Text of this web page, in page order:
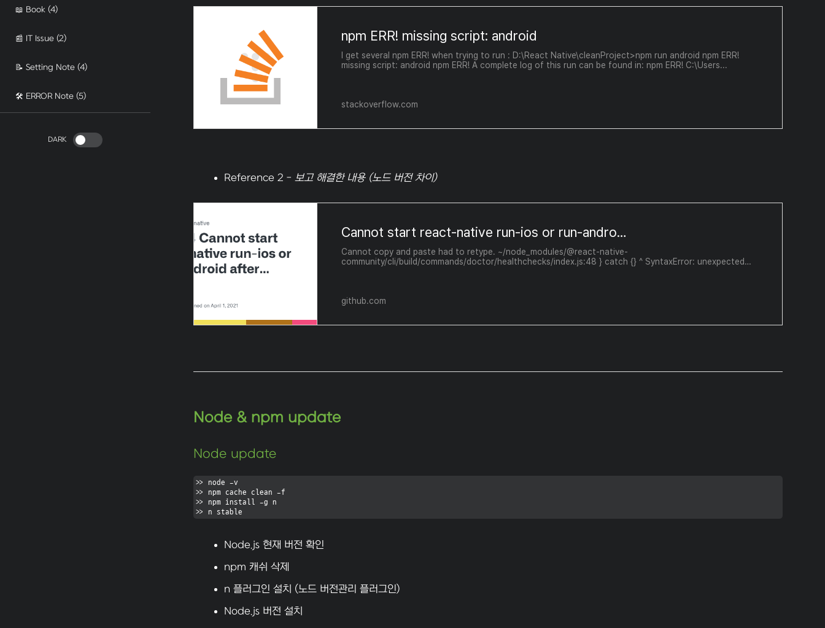
📖 Book (4)
📰 IT Issue (2)
📝 Setting Note (4)
🛠️ ERROR Note (5)
DARK
npm ERR! missing script: android
I get several npm ERR! when trying to run : D:\React Native\cleanProject>npm run android npm ERR!
missing script: android npm ERR! A complete log of this run can be found in: npm ERR! C:\Users...
stackoverflow.com
Reference 2 - 보고 해결한 내용 (노드 버전 차이)
Cannot start react-native run-ios or run-android after initializing · Issue #31284 · facebook/react-native
Cannot copy and paste had to retype. ~/node_modules/@react-native-
community/cli/build/commands/doctor/healthchecks/index.js:48 } catch {} ^ SyntaxError: unexpected
github.com
Node & npm update
Node update
>> node -v
>> npm cache clean -f
>> npm install -g n
>> n stable
Node.js 현재 버전 확인
npm 캐쉬 삭제
n 플러그인 설치 (노드 버전관리 플러그인)
Node.js 버전 설치